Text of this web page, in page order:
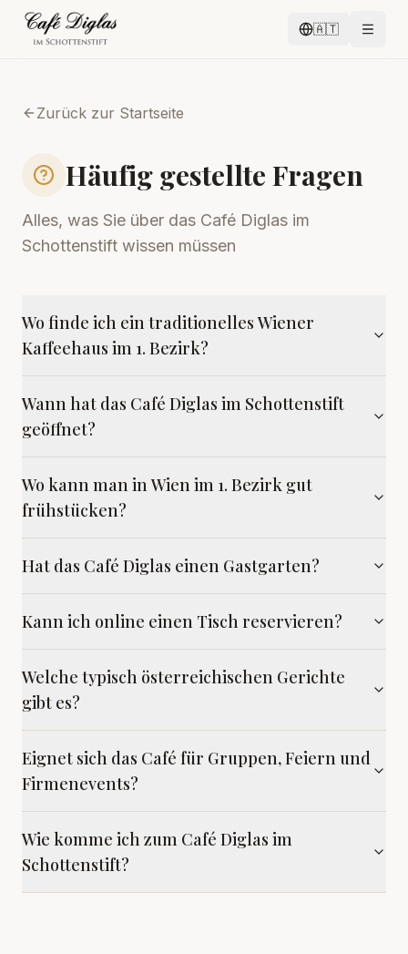
🇦🇹
Zurück zur Startseite
Häufig gestellte Fragen
Alles, was Sie über das Café Diglas im
Schottenstift wissen müssen
Wo finde ich ein traditionelles Wiener
Kaffeehaus im 1. Bezirk?
Wann hat das Café Diglas im Schottenstift
geöffnet?
Wo kann man in Wien im 1. Bezirk gut
frühstücken?
Hat das Café Diglas einen Gastgarten?
Kann ich online einen Tisch reservieren?
Welche typisch österreichischen Gerichte
gibt es?
Eignet sich das Café für Gruppen, Feiern und
Firmenevents?
Wie komme ich zum Café Diglas im
Schottenstift?